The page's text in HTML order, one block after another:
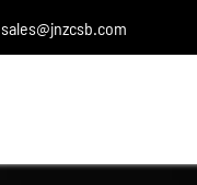
sales@jnzcsb.com